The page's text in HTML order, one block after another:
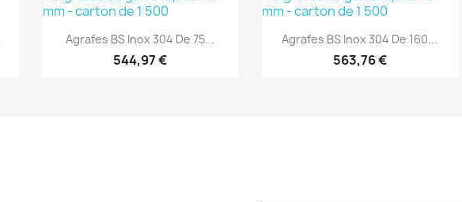
Aperçu rapide
Agrafes BS Inox 304 De 75...
544,97 €
 Aperçu rapide
Agrafes BS Inox 304 De 160...
563,76 €